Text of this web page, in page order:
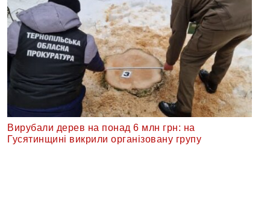
Вирубали дерев на понад 6 млн грн: на
Гусятинщині викрили організовану групу